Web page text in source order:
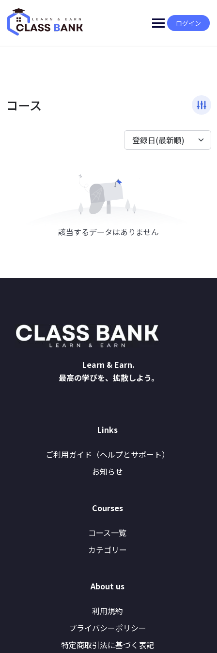
content
ログイン
コース
登録日(最新順)
該当するデータはありません
Learn & Earn.
最高の学びを、拡散しよう。
Links
ご利用ガイド（ヘルプとサポート）
お知らせ
Courses
コース一覧
カテゴリー
About us
利用規約
プライバシーポリシー
特定商取引法に基づく表記